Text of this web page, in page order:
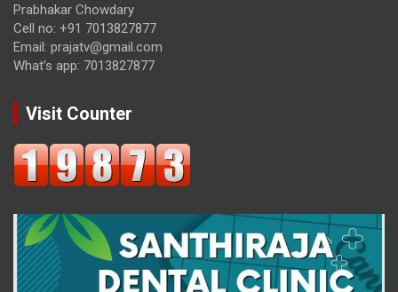
Prabhakar Chowdary
Cell no: +91 7013827877
Email: prajatv@gmail.com
What’s app: 7013827877
Visit Counter